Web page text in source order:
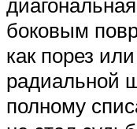
боковым
как порез
радиальной
полному